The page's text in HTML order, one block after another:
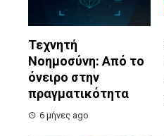
Τεχνητή
Νοημοσύνη: Από το
όνειρο στην
πραγματικότητα
6 μήνες ago